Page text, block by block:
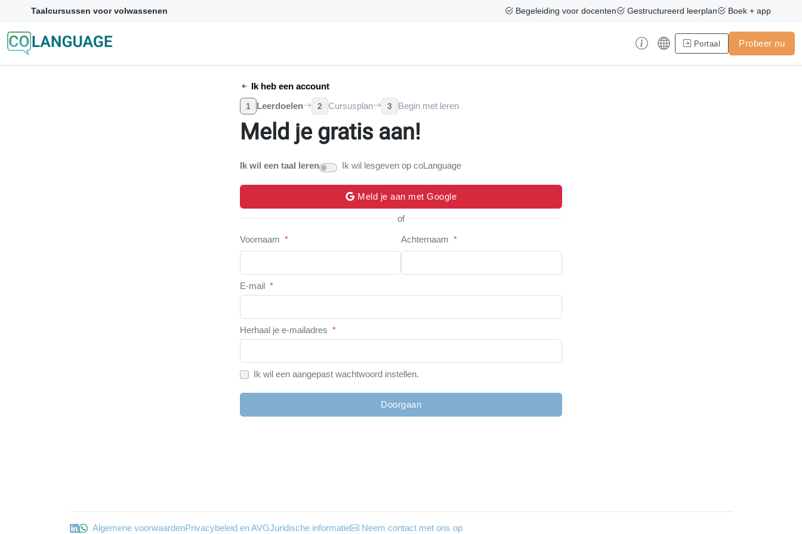
Taalcursussen voor volwassenen Begeleiding voor docenten Gestructureerd leerplan Boek + app
Portaal Probeer nu
Ik heb een account
1 Leerdoelen 2 Cursusplan 3 Begin met leren
Meld je gratis aan!
Ik wil een taal leren Ik wil lesgeven op coLanguage
Meld je aan met Google
of
Voornaam * Achternaam *
E-mail *
Herhaal je e-mailadres *
Ik wil een aangepast wachtwoord instellen.
Doorgaan
Algemene voorwaardenPrivacybeleid en AVGJuridische informatie Neem contact met ons op